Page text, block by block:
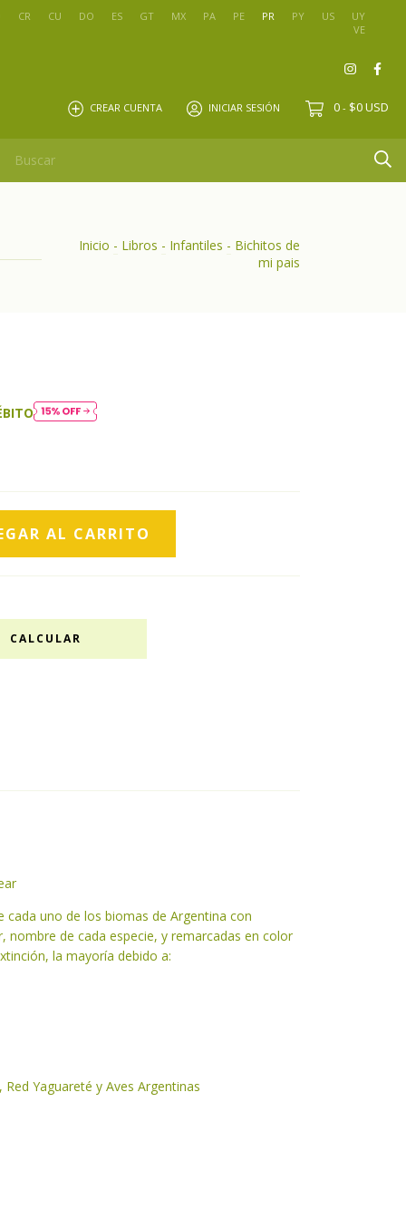
CR CU DO ES GT MX PA PE PR PY US
UY
VE
CREAR CUENTA INICIAR SESIÓN 0 - $0 USD
Inicio - Libros - Infantiles - Bichitos de
mi pais
CALCULAR
cada uno de los biomas de Argentina con
nombre de cada especie, y remarcadas en color
la mayoría debido a:
Yaguareté y Aves Argentinas